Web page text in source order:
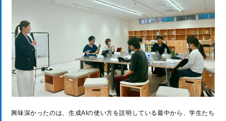
興味深かったのは、生成AIの使い方を説明している最中から、学生たち